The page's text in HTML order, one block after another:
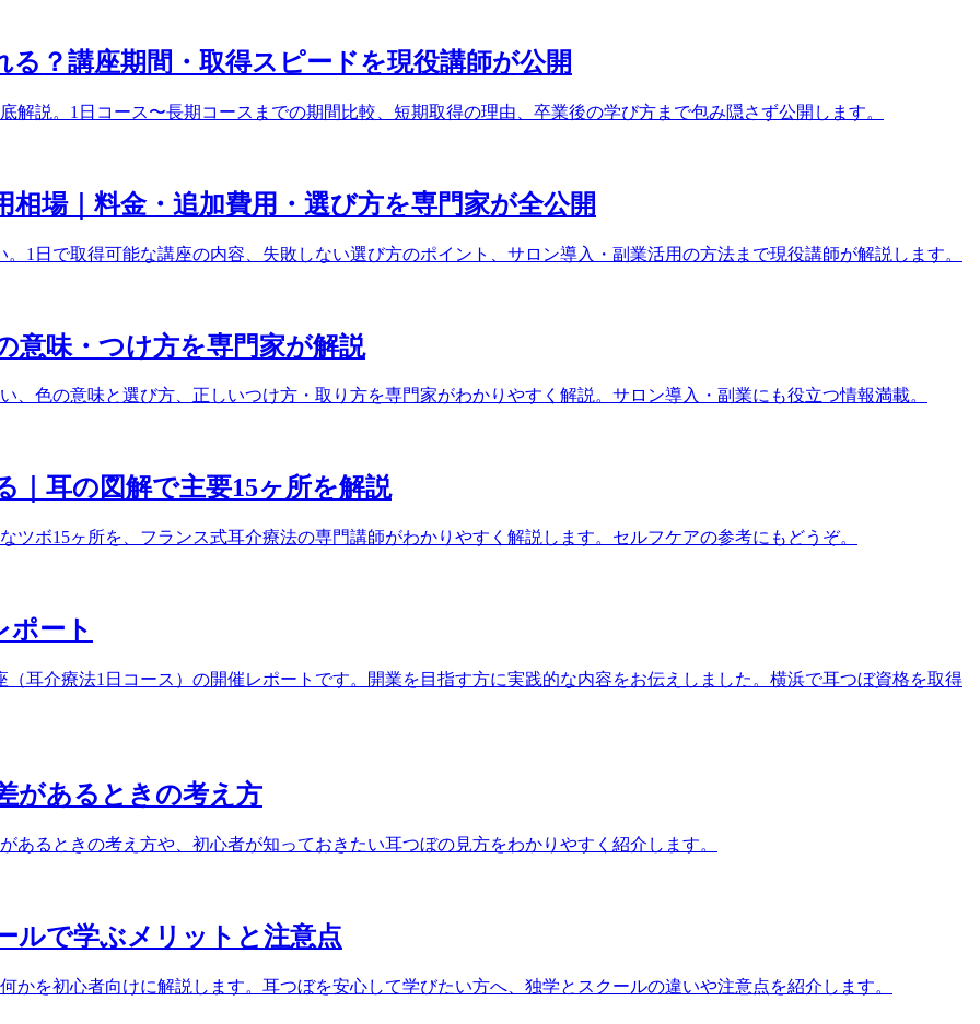
？講座期間・取得スピードを現役講師が公開
解説。1日コース〜長期コースまでの期間比較、短期取得の理由、卒業後の学び方まで包み隠さず公開します。
場｜料金・追加費用・選び方を専門家が全公開
1日で取得可能な講座の内容、失敗しない選び方のポイント、サロン導入・副業活用の方法まで現役講師が解説します。
意味・つけ方を専門家が解説
、色の意味と選び方、正しいつけ方・取り方を専門家がわかりやすく解説。サロン導入・副業にも役立つ情報満載。
｜耳の図解で主要15ヶ所を解説
ボ15ヶ所を、フランス式耳介療法の専門講師がわかりやすく解説します。セルフケアの参考にもどうぞ。
ポート
耳介療法1日コース）の開催レポートです。開業を目指す方に実践的な内容をお伝えしました。横浜で耳つぼ資格を取得
があるときの考え方
るときの考え方や、初心者が知っておきたい耳つぼの見方をわかりやすく紹介します。
ルで学ぶメリットと注意点
かを初心者向けに解説します。耳つぼを安心して学びたい方へ、独学とスクールの違いや注意点を紹介します。